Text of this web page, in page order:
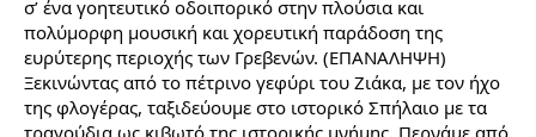
σ’ ένα γοητευτικό οδοιπορικό στην πλούσια και
πολύμορφη μουσική και χορευτική παράδοση της
ευρύτερης περιοχής των Γρεβενών. (ΕΠΑΝΑΛΗΨΗ)
Ξεκινώντας από το πέτρινο γεφύρι του Ζιάκα, με τον ήχο
της φλογέρας, ταξιδεύουμε στο ιστορικό Σπήλαιο με τα
τραγούδια ως κιβωτό της ιστορικής μνήμης. Περνάμε από